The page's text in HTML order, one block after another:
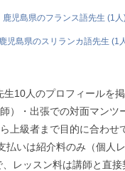
鹿児島県のフランス語先生 (1人
鹿児島県のスリランカ語先生 (1
生10人のプロフィールを
）・出張での対面マンツ
上級者まで目的に合わせ
払いは紹介料のみ（個人
レッスン料は講師と直接